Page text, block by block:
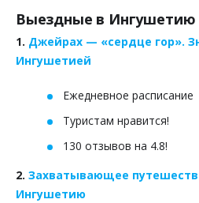
Выездные в Ингушетию
1. Джейрах — «сердце гор».
Ингушетией
Ежедневное расписание
Туристам нравится!
130 отзывов на 4.8!
2. Захватывающее
Ингушетию